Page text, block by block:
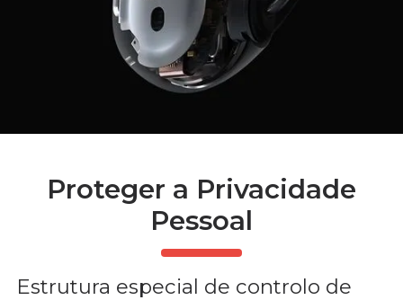
Proteger a Privacidade
Pessoal
Estrutura especial de controlo de